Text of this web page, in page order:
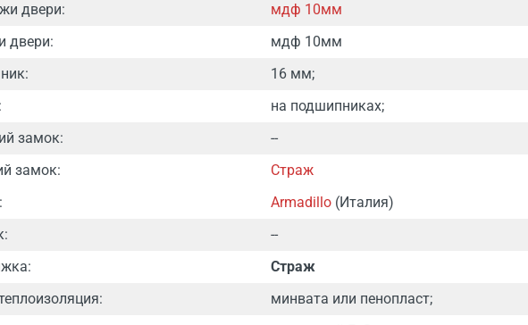
двери:
мдф 10мм
двери:
мдф 10мм
16 мм;
на подшипниках;
замок:
--
замок:
Страж
Armadillo (Италия)
--
Страж
минвата или пенопласт;